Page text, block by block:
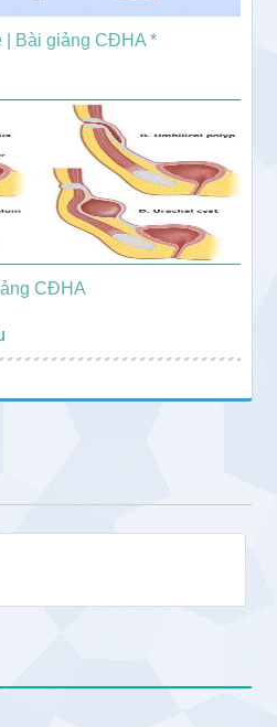
| Bài giảng CĐHA *
CĐHA